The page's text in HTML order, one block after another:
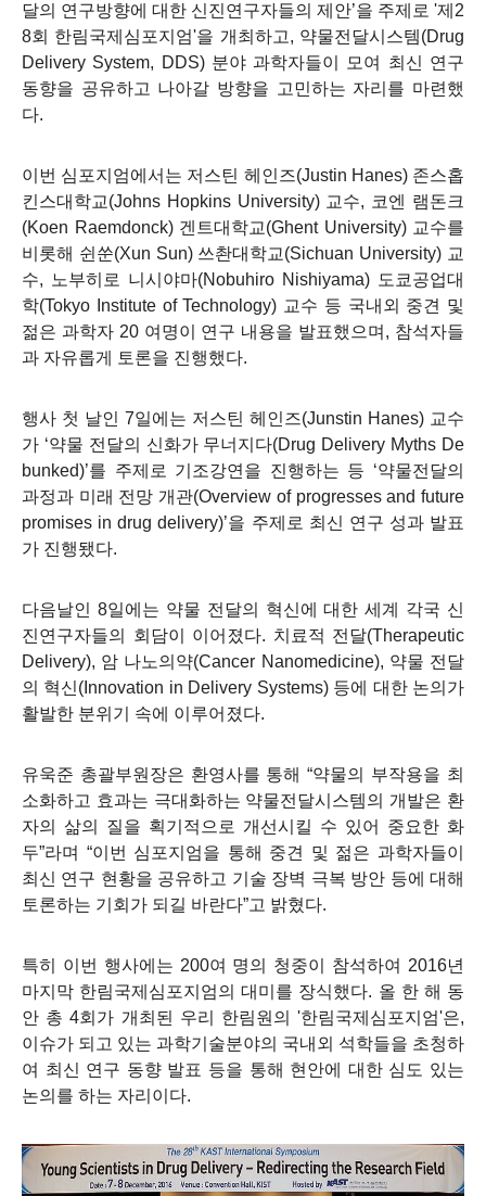
달의 연구방향에 대한 신진연구자들의 제안’을 주제로 '제 2
8회 한림국제심포지엄'을 개최하고, 약물전달시스템(Drug
Delivery System, DDS) 분야 과학자들이 모여 최신 연구
동향을 공유하고 나아갈 방향을 고민하는 자리를 마련했
다.
이번 심포지엄에서는 저스틴 헤인즈(Justin Hanes) 존스홉
킨스대학교(Johns Hopkins University) 교수, 코엔 램돈크
(Koen Raemdonck) 겐트대학교(Ghent University) 교수를
비롯해 쉰쑨(Xun Sun) 쓰촨대학교(Sichuan University) 교
수, 노부히로 니시야마(Nobuhiro Nishiyama) 도쿄공업대
학(Tokyo Institute of Technology) 교수 등 국내외 중견 및
젊은 과학자 20 여명이 연구 내용을 발표했으며 , 참석자들
과 자유롭게 토론을 진행했다.
행사 첫 날인 7일에는 저스틴 헤인즈(Junstin Hanes) 교수
가 ‘약물 전달의 신화가 무너지다(Drug Delivery Myths De
bunked)’를 주제로 기조강연을 진행하는 등 ‘약물전달의
과정과 미래 전망 개관(Overview of progresses and future
promises in drug delivery)’을 주제로 최신 연구 성과 발표
가 진행됐다.
다음날인 8일에는 약물 전달의 혁신에 대한 세계 각국 신
진연구자들의 회담이 이어졌다. 치료적 전달(Therapeutic
Delivery), 암 나노의약(Cancer Nanomedicine), 약물 전달
의 혁신(Innovation in Delivery Systems) 등에 대한 논의가
활발한 분위기 속에 이루어졌다.
유욱준 총괄부원장은 환영사를 통해“약물의 부작용을 최
소화하고 효과는 극대화하는 약물전달시스템의 개발은 환
자의 삶의 질을 획기적으로 개선시킬 수 있어 중요한 화
두”라며 “이번 심포지엄을 통해 중견 및 젊은 과학자들이
최신 연구 현황을 공유하고 기술 장벽 극복 방안 등에 대해
토론하는 기회가 되길 바란다”고 밝혔다.
특히 이번 행사에는 200여 명의 청중이 참석하여 2016년
마지막 한림국제심포지엄의 대미를 장식했다. 올 한 해 동
안 총4회가 개최된 우리 한림원의'한림국제심포지엄'은,
이슈가 되고 있는 과학기술분야의 국내외 석학들을 초청하
여 최신 연구 동향 발표 등을 통해 현안에 대한 심도 있는
논의를 하는 자리이다.